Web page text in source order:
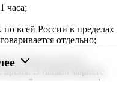
часа;
всей России в пределах
отдельно;
чтобы вы могли
В нашем маркете
на дом или в офис